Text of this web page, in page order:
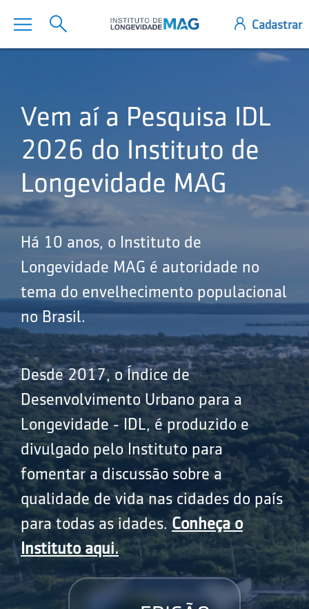
Vem aí a Pesquisa IDL
2026 do Instituto de
Longevidade MAG
Há 10 anos, o Instituto de
Longevidade MAG é autoridade no
tema do envelhecimento populacional
no Brasil.
Desde 2017, o Índice de
Desenvolvimento Urbano para a
Longevidade - IDL, é produzido e
divulgado pelo Instituto para
fomentar a discussão sobre a
qualidade de vida nas cidades do país
para todas as idades.Conheça o
Instituto aqui.